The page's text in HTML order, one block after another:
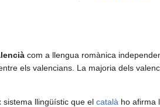
com a llengua romànica
els valencians. La majoria dels
sistema llingüístic que el català ho afirma